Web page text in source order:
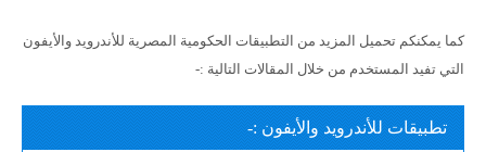
كما يمكنكم تحميل المزيد من التطبيقات الحكومية المصرية للأندرويد والأيفون
التي تفيد المستخدم من خلال المقالات التالية :-
تطبيقات للأندرويد والأيفون :-